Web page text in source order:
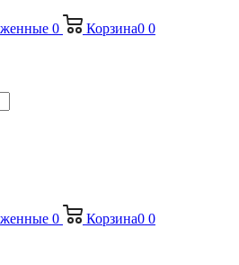
0 Корзина0 0
0 Корзина0 0